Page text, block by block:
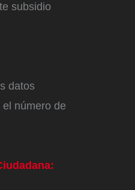
subsidio
datos
número de